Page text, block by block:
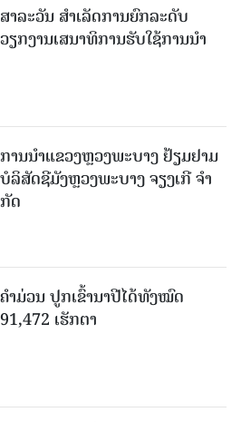
ສາລະວັນ ສໍາເລັດການຍົກລະດັບ
ວຽກງານເສນາທິການຮັບໃຊ້ການນໍາ
ການນຳແຂວງຫຼວງພະບາງ ຢ້ຽມ​ຢາມ
ບໍ​ລິ​ສັດຊີມັງຫຼວງພະບາງ ຈຽງເກີ ຈໍາ
ກັດ
ຄໍາມ່ວນ ປູກເຂົ້ານາປີໄດ້ທັງໝົດ
91,472 ເຮັກຕາ